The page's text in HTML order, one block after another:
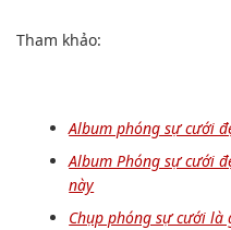
Tham khảo:
Album phóng sự cưới
Album Phóng sự cưới
này
Chụp phóng sự cưới là